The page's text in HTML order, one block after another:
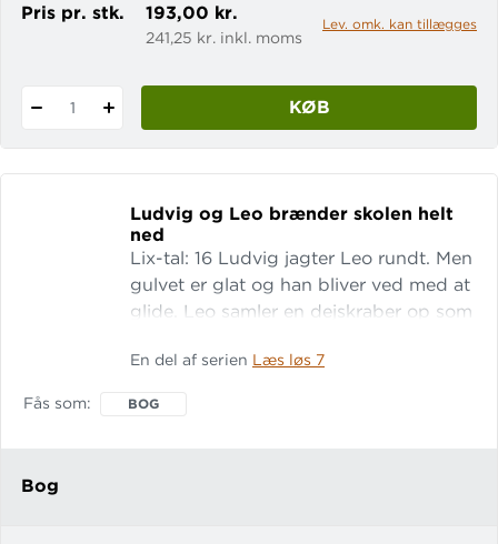
Pris pr. stk. 193,00 kr.
241,25 kr. inkl. moms
Lev. omk. kan tillægges
1 KØB
Ludvig og Leo brænder skolen helt
ned
Lix-tal: 16 Ludvig jagter Leo rundt. Men
gulvet er glat og han bliver ved med at
glide. Leo samler en dejskraber op som
pande. „Kom selv an!” „STOP!” råber
En del af serien Læs løs 7
Fås som BOG
Bog